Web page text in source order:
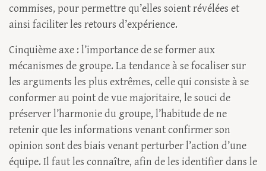
commises, pour permettre qu’elles soient révélées et
ainsi faciliter les retours d’expérience.
Cinquième axe : l’importance de se former aux
mécanismes de groupe. La tendance à se focaliser sur
les arguments les plus extrêmes, celle qui consiste à se
conformer au point de vue majoritaire, le souci de
préserver l’harmonie du groupe, l’habitude de ne
retenir que les informations venant confirmer son
opinion sont des biais venant perturber l’action d’une
équipe. Il faut les connaître, afin de les identifier dans le